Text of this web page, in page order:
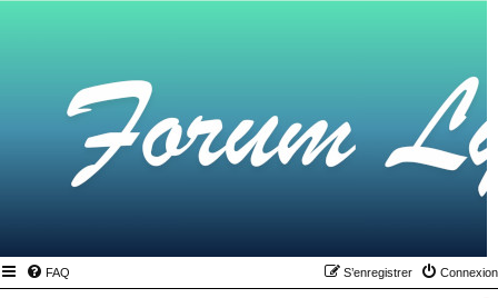
FAQ Connexion
S’enregistrer